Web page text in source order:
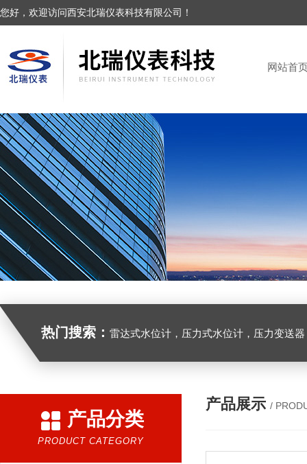
您好，欢迎访问西安北瑞仪表科技有限公司！
网站首
热门搜索： 雷达式水位计，压力式水位计，压力变送器
产品分类
PRODUCT CATEGORY
产品展示 /